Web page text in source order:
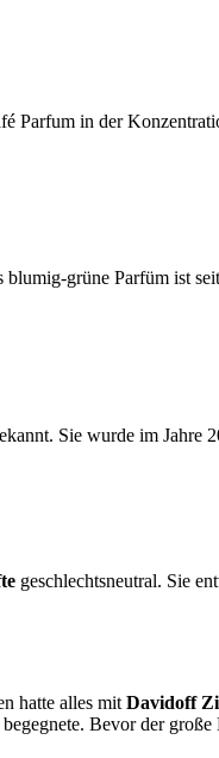
Parfum in der
grüne Parfüm ist
Sie wurde im
geschlechtsneutral. Sie
hatte alles mit Davidoff
Bevor der